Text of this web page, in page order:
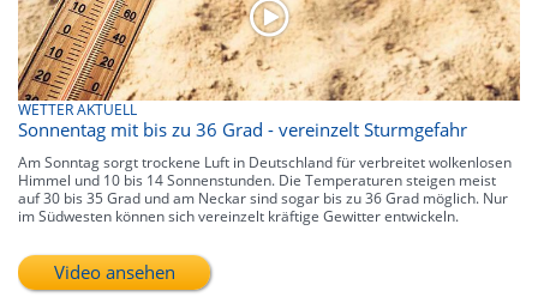
WETTER AKTUELL
Sonnentag mit bis zu 36 Grad - vereinzelt Sturmgefahr
Am Sonntag sorgt trockene Luft in Deutschland für verbreitet wolkenlosen
Himmel und 10 bis 14 Sonnenstunden. Die Temperaturen steigen meist
auf 30 bis 35 Grad und am Neckar sind sogar bis zu 36 Grad möglich. Nur
im Südwesten können sich vereinzelt kräftige Gewitter entwickeln.
Video ansehen